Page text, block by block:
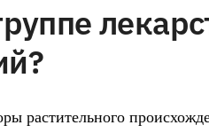
растительного